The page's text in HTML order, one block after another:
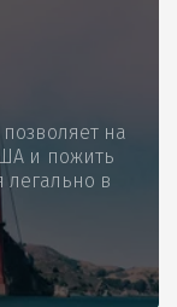
на
и пожить
легально в